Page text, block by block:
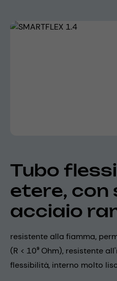
Skip image gallery
Tubo
etere, con
acciaio
resistente alla fiamma,
(R < 10⁹ Ohm), resistente
flessibilità, interno molto